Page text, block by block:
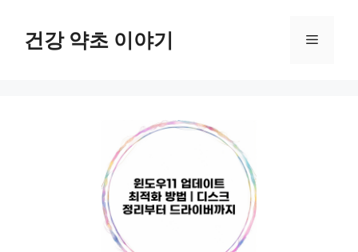
건강 약초 이야기 메